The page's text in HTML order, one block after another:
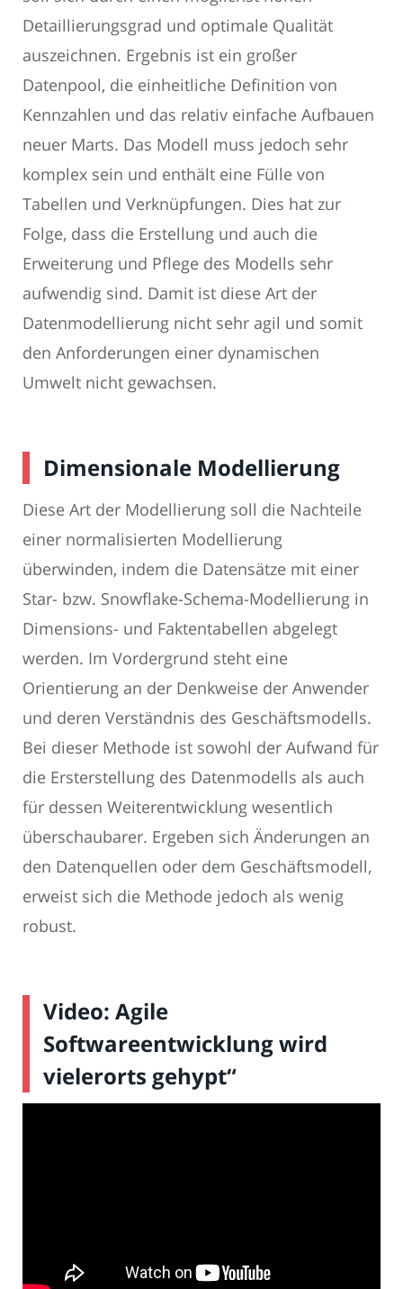
Detaillierungsgrad und optimale Qualität
auszeichnen. Ergebnis ist ein großer
Datenpool, die einheitliche Definition von
Kennzahlen und das relativ einfache Aufbauen
neuer Marts. Das Modell muss jedoch sehr
komplex sein und enthält eine Fülle von
Tabellen und Verknüpfungen. Dies hat zur
Folge, dass die Erstellung und auch die
Erweiterung und Pflege des Modells sehr
aufwendig sind. Damit ist diese Art der
Datenmodellierung nicht sehr agil und somit
den Anforderungen einer dynamischen
Umwelt nicht gewachsen.
Dimensionale Modellierung
Diese Art der Modellierung soll die Nachteile
einer normalisierten Modellierung
überwinden, indem die Datensätze mit einer
Star- bzw. Snowflake-Schema-Modellierung in
Dimensions- und Faktentabellen abgelegt
werden. Im Vordergrund steht eine
Orientierung an der Denkweise der Anwender
und deren Verständnis des Geschäftsmodells.
Bei dieser Methode ist sowohl der Aufwand für
die Ersterstellung des Datenmodells als auch
für dessen Weiterentwicklung wesentlich
überschaubarer. Ergeben sich Änderungen an
den Datenquellen oder dem Geschäftsmodell,
erweist sich die Methode jedoch als wenig
robust.
Video: Agile
Softwareentwicklung wird
vielerorts gehypt“